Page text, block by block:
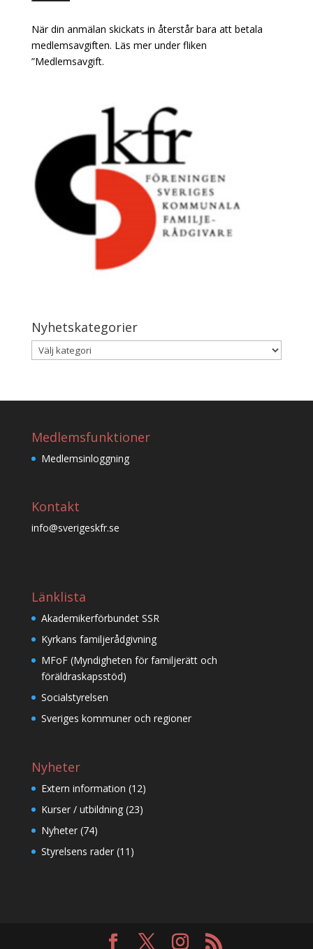
När din anmälan skickats in återstår bara att betala
medlemsavgiften. Läs mer under fliken
”Medlemsavgift.
Nyhetskategorier
Nyhetskategorier
Medlemsfunktioner
Medlemsinloggning
Kontakt
info@sverigeskfr.se
Länklista
Akademikerförbundet SSR
Kyrkans familjerådgivning
MFoF (Myndigheten för familjerätt och
föräldraskapsstöd)
Socialstyrelsen
Sveriges kommuner och regioner
Nyheter
Extern information (12)
Kurser / utbildning(23)
Nyheter(74)
Styrelsens rader(11)